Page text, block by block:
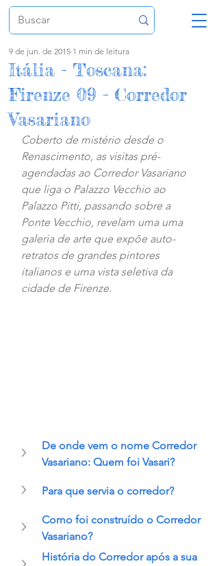
Itália - Toscana:
Firenze 09 - Corredor
Vasariano
9 de jun. de 2015 1 min de leitura
Coberto de mistério desde o
Renascimento, as visitas pré-
agendadas ao Corredor Vasariano
que liga o Palazzo Vecchio ao
Palazzo Pitti, passando sobre a
Ponte Vecchio, revelam uma uma
galeria de arte que expõe auto-
retratos de grandes pintores
italianos e uma vista seletiva da
cidade de Firenze.
De onde vem o nome Corredor
Vasariano: Quem foi Vasari?
Para que servia o corredor?
Como foi construído o Corredor
Vasariano?
História do Corredor após a sua